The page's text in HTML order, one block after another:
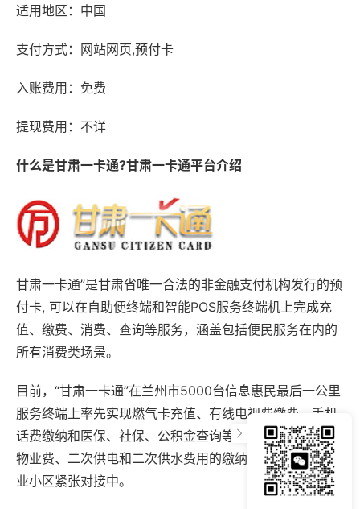
适用地区：中国
支付方式：网站网页,预付卡
入账费用：免费
提现费用：不详
什么是甘肃一卡通?甘肃一卡通平台介绍
甘肃一卡通”是甘肃省唯一合法的非金融支付机构发行的预
付卡, 可以在自助便终端和智能POS服务终端机上完成充
值、缴费、消费、查询等服务，涵盖包括便民服务在内的
所有消费类场景。
目前，“甘肃一卡通”在兰州市5000台信息惠民最后一公里
服务终端上率先实现燃气卡充值、有线电视费缴费、手机
话费缴纳和医保、社保、公积金查询等功能，各物业小区
物业费、二次供电和二次供水费用的缴纳正在同全市各物
业小区紧张对接中。